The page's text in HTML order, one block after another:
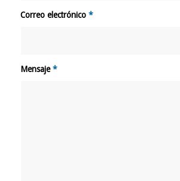
Correo electrónico *
Mensaje*